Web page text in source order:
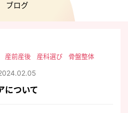
ブログ
産前産後 産科選び 骨盤整体
について